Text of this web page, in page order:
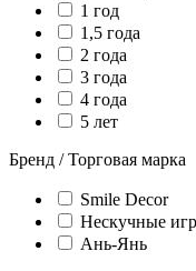
1 год
1,5 года
2 года
3 года
4 года
5 лет
Бренд / Торговая марка
Smile Decor
Нескучные
Ань-Янь